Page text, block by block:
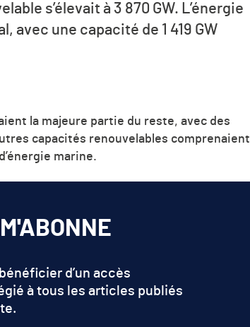
s’élevait à 3 870 GW. L’énergie
avec une capacité de 1 419 GW
la majeure partie du reste, avec des
capacités renouvelables comprenaient
marine.
d’un accès
à tous les articles publiés